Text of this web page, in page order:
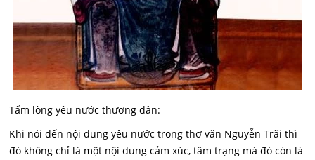
Tẩm lòng yêu nước thương dân:
Khi nói đến nội dung yêu nước trong thơ văn Nguyễn Trãi thì
đó không chỉ là một nội dung cảm xúc, tâm trạng mà đó còn là